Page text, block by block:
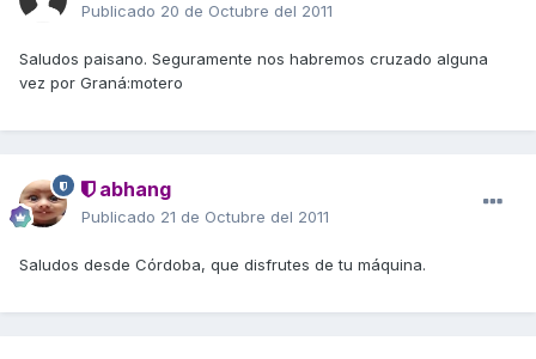
Publicado 20 de Octubre del 2011
Saludos paisano. Seguramente nos habremos cruzado alguna
vez por Graná:motero
abhang
Publicado 21 de Octubre del 2011
Saludos desde Córdoba, que disfrutes de tu máquina.